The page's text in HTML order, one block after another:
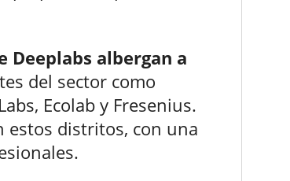
Deeplabs albergan a
del sector como
Ecolab y Fresenius.
estos distritos, con una